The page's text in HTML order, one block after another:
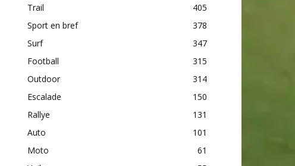
Trail
405
Sport en bref
378
Surf
347
Football
315
Outdoor
314
Escalade
150
Rallye
131
Auto
101
Moto
61